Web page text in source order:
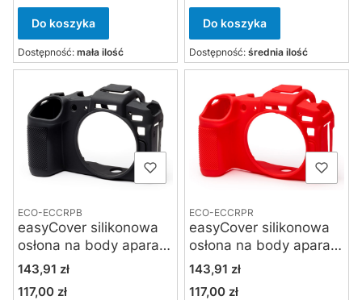
Do koszyka
Dostępność: mała ilość
Do koszyka
Dostępność: średnia ilość
ECO-ECCRPB
easyCover silikonowa
osłona na body aparatu
Canon EOS RP - czarna
Cena
143,91 zł
Cena
117,00 zł
ECO-ECCRPR
easyCover silikonowa
osłona na body aparatu
Canon EOS RP -
czerwona
Cena
143,91 zł
Cena
117,00 zł